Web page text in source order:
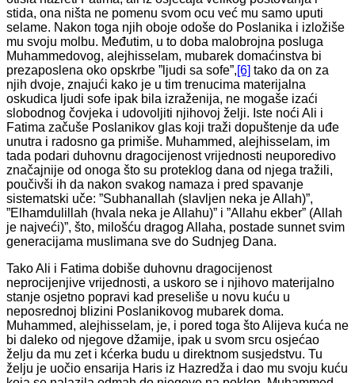
stida, ona ništa ne pomenu svom ocu već mu samo uputi
selame. Nakon toga njih oboje odoše do Poslanika i izložiše
mu svoju molbu. Međutim, u to doba malobrojna posluga
Muhammedovog, alejhisselam, mubarek domaćinstva bi
prezaposlena oko opskrbe ”ljudi sa sofe”,[6] tako da on za
njih dvoje, znajući kako je u tim trenucima materijalna
oskudica ljudi sofe ipak bila izraženija, ne mogaše izaći
slobodnog čovjeka i udovoljiti njihovoj želji. Iste noći Ali i
Fatima začuše Poslanikov glas koji traži dopuštenje da uđe
unutra i radosno ga primiše. Muhammed, alejhisselam, im
tada podari duhovnu dragocijenost vrijednosti neuporedivo
značajnije od onoga što su proteklog dana od njega tražili,
poučivši ih da nakon svakog namaza i pred spavanje
sistematski uče: ”Subhanallah (slavljen neka je Allah)”,
”Elhamdulillah (hvala neka je Allahu)” i ”Allahu ekber” (Allah
je najveći)”, što, milošću dragog Allaha, postade sunnet svim
generacijama muslimana sve do Sudnjeg Dana.
Tako Ali i Fatima dobiše duhovnu dragocijenost
neprocijenjive vrijednosti, a uskoro se i njihovo materijalno
stanje osjetno popravi kad preseliše u novu kuću u
neposrednoj blizini Poslanikovog mubarek doma.
Muhammed, alejhisselam, je, i pored toga što Alijeva kuća ne
bi daleko od njegove džamije, ipak u svom srcu osjećao
želju da mu zet i kćerka budu u direktnom susjedstvu. Tu
želju je uočio ensarija Haris iz Hazredža i dao mu svoju kuću